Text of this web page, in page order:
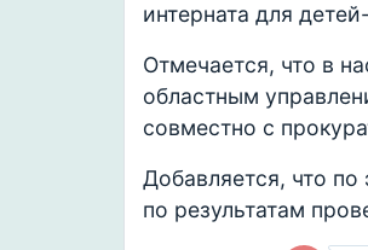
интерната для
Отмечается, что в
областным
совместно с
Добавляется, что
по результатам